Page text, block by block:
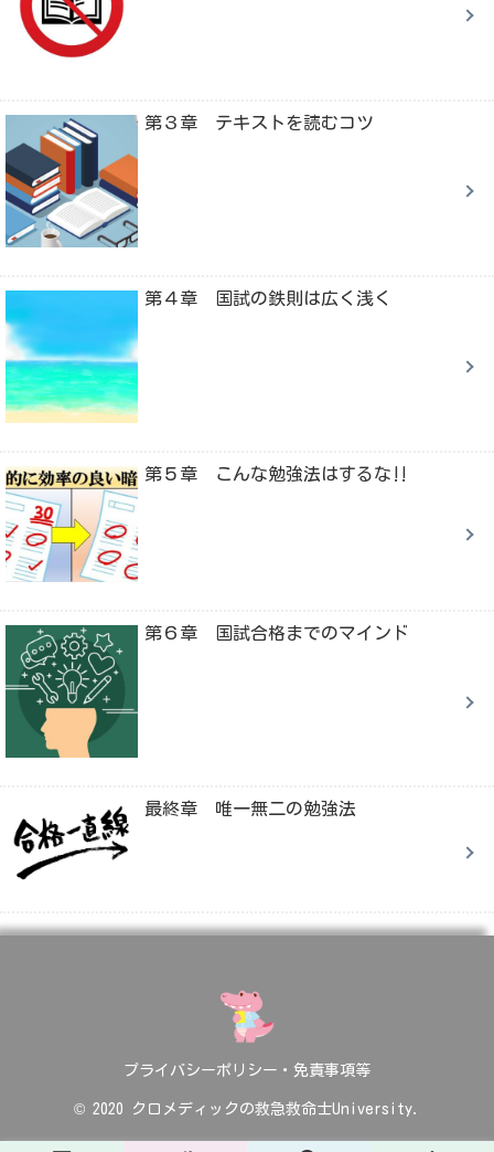
第３章 テキストを読むコツ
第４章 国試の鉄則は広く浅く
第５章 こんな勉強法はするな‼
第６章 国試合格までのマインド
最終章 唯一無二の勉強法
プライバシーポリシー・免責事項等
© 2020 クロメディックの救急救命士University.